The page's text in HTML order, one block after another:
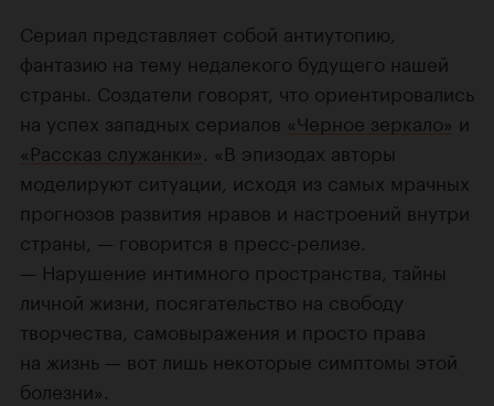
Сериал представляет собой антиутопию,
фантазию на тему недалекого будущего нашей
страны. Создатели говорят, что ориентировались
на успех западных сериалов «Черное зеркало» и
«Рассказ служанки» . «В эпизодах авторы
моделируют ситуации, исходя из самых мрачных
прогнозов развития нравов и настроений внутри
страны, — говорится в пресс-релизе.
— Нарушение интимного пространства, тайны
личной жизни, посягательство на свободу
творчества, самовыражения и просто права
на жизнь — вот лишь некоторые симптомы этой
болезни».